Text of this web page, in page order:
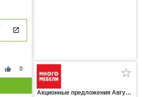
thumb_up 0
Акционные предложения Августа